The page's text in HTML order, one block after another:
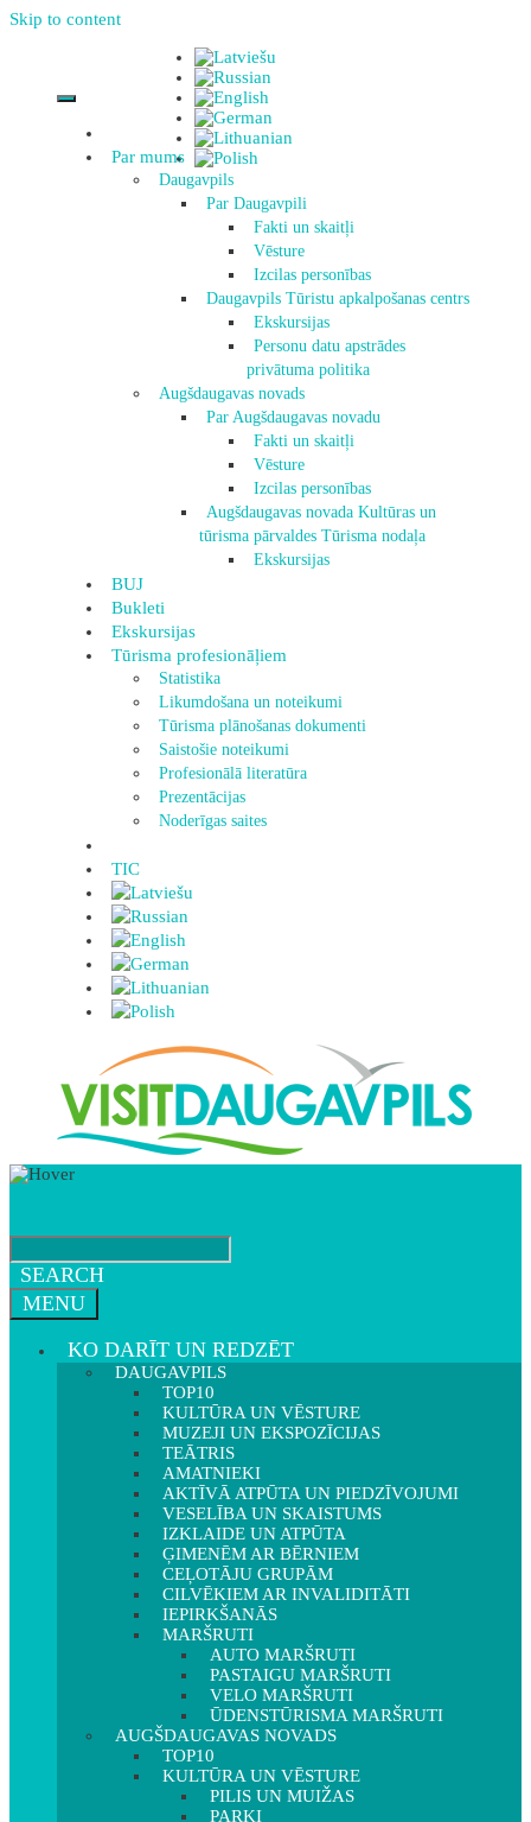
Skip to content
Par mums
Daugavpils
Par Daugavpili
Fakti un skaitļi
Vēsture
Izcilas personības
Daugavpils Tūristu apkalpošanas centrs
Ekskursijas
Personu datu apstrādes
privātuma politika
Augšdaugavas novads
Par Augšdaugavas novadu
Fakti un skaitļi
Vēsture
Izcilas personības
Augšdaugavas novada Kultūras un
tūrisma pārvaldes Tūrisma nodaļa
Ekskursijas
BUJ
Bukleti
Ekskursijas
Tūrisma profesionāļiem
Statistika
Likumdošana un noteikumi
Tūrisma plānošanas dokumenti
Saistošie noteikumi
Profesionālā literatūra
Prezentācijas
Noderīgas saites
TIC
SEARCH
MENU
KO DARĪT UN REDZĒT
DAUGAVPILS
TOP10
KULTŪRA UN VĒSTURE
MUZEJI UN EKSPOZĪCIJAS
TEĀTRIS
AMATNIEKI
AKTĪVĀ ATPŪTA UN PIEDZĪVOJUMI
VESELĪBA UN SKAISTUMS
IZKLAIDE UN ATPŪTA
ĢIMENĒM AR BĒRNIEM
CEĻOTĀJU GRUPĀM
CILVĒKIEM AR INVALIDITĀTI
IEPIRKŠANĀS
MARŠRUTI
AUTO MARŠRUTI
PASTAIGU MARŠRUTI
VELO MARŠRUTI
ŪDENSTŪRISMA MARŠRUTI
AUGŠDAUGAVAS NOVADS
TOP10
KULTŪRA UN VĒSTURE
PILIS UN MUIŽAS
PARKI